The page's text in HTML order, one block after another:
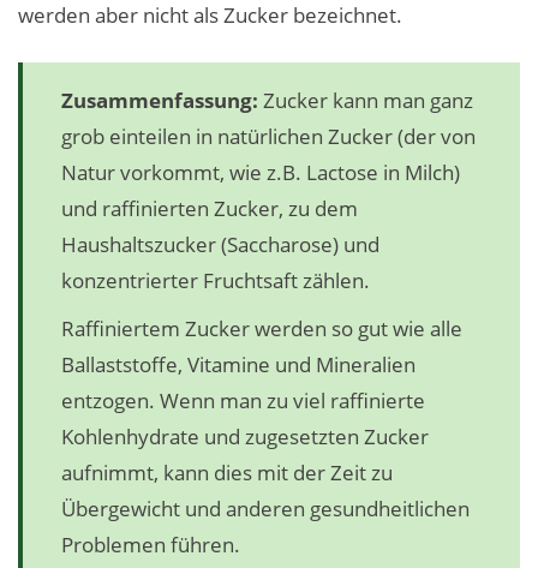
werden aber nicht als Zucker bezeichnet.
Zusammenfassung: Zucker kann man ganz
grob einteilen in natürlichen Zucker (der von
Natur vorkommt, wie z.B. Lactose in Milch)
und raffinierten Zucker, zu dem
Haushaltszucker (Saccharose) und
konzentrierter Fruchtsaft zählen.
Raffiniertem Zucker werden so gut wie alle
Ballaststoffe, Vitamine und Mineralien
entzogen. Wenn man zu viel raffinierte
Kohlenhydrate und zugesetzten Zucker
aufnimmt, kann dies mit der Zeit zu
Übergewicht und anderen gesundheitlichen
Problemen führen.